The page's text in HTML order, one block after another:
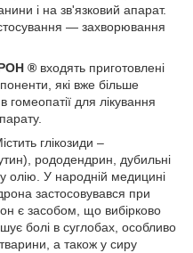
і на зв'язковий апарат.
— захворювання
® входять приготовлені
які вже більше
гомеопатії для лікування
глікозиди –
рододендрин, дубильні
олію. У народній медицині
застосовувався при
є засобом, що вибірково
болі в суглобах, особливо
а також у сиру